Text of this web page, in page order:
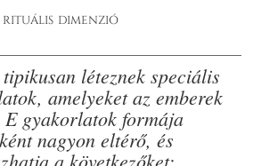
dimenzió
léteznek speciális
amelyeket az emberek
E gyakorlatok formája
nagyon eltérő, és
a következőket: